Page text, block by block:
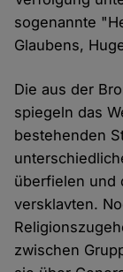
sogenannte
Glaubens,
Die aus der
spiegeln das
bestehenden
überfielen und
versklavten.
zwischen